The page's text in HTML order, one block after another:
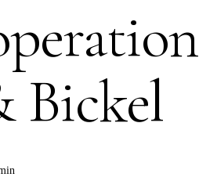
Bickel